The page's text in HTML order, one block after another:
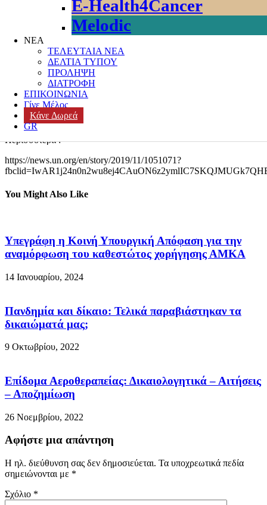
E-Health4Cancer
Melodic
ΝΕΑ
ΤΕΛΕΥΤΑΙΑ ΝΕΑ
ΔΕΛΤΙΑ ΤΥΠΟΥ
ΠΡΟΛΗΨΗ
ΔΙΑΤΡΟΦΗ
ΕΠΙΚΟΙΝΩΝΙΑ
Γίνε Μέλος
Κάνε Δωρεά
GR
καρκινοπαθών, έχει αποδειχτεί πως τους βοηθά να ξεπεράσουν τις
παρενέργειες και την κατάθλιψη. Σημειώνεται δε πως ίσως είναι
προτιμότερο ένας άνθρωπος να έχει τις τέχνες στη ζωή του ως όπλο
πρόληψης παρά αντιμετώπισης της ασθένειας.
Αποτέλεσμα όλων αυτών είναι ότι κάποιες χώρες ήδη από το 2000
έχουν εφαρμόσει πολιτικές για να εντάξουν τις τέχνες και τον
πολιτισμό στην κοινωνική υγεία και ευημερία. Έχει ξεκινήσει
μάλιστα, η Στρατηγική Ψυχικής Υγείας και Ευεξίας για το
προσωπικό του ΟΗΕ. Το έργο έχει ως στόχο τα υγιή εργασιακά
περιβάλλοντα, με τον στόχο για υγιείς ανθρώπινες ζωές
παγκοσμίως.
Περισσότερα :
https://news.un.org/en/story/2019/11/1051071?
You Might Also Like
Υπεγράφη η Κοινή Υπουργική Απόφαση για την
αναμόρφωση του καθεστώτος χορήγησης ΑΜΚΑ
14 Ιανουαρίου, 2024
Πανδημία και δίκαιο: Τελικά παραβιάστηκαν τα
δικαιώματά μας;
9 Οκτωβρίου, 2022
Επίδομα Αεροθεραπείας: Δικαιολογητικά – Αιτήσεις
– Αποζημίωση
26 Νοεμβρίου, 2022
Αφήστε μια απάντηση
Η ηλ. διεύθυνση σας δεν δημοσιεύεται. Τα υποχρεωτικά πεδία
σημειώνονται με *
Σχόλιο *